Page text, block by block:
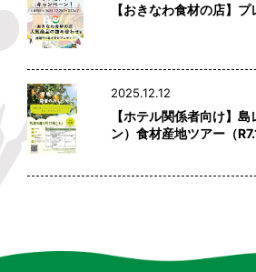
【おきなわ食材の店】
2025.12.12
【ホテル関係者向け】
ン）食材産地ツアー（